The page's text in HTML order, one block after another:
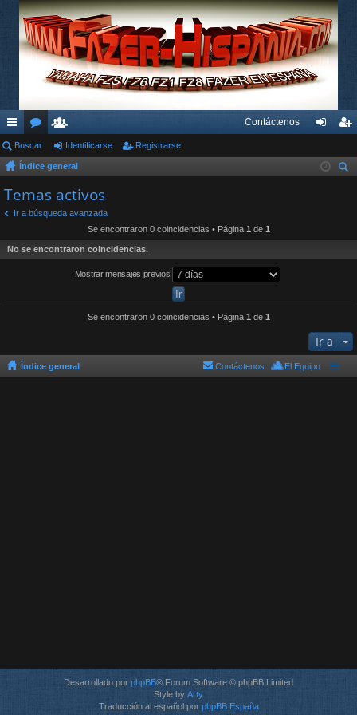
nl
ac
es
rá
or
os
su
ari
os
Contáctenos
nti ist
Buscar Identificarse Registrarse
Índice general
Temas activos
Ir a búsqueda avanzada
Se encontraron 0 coincidencias • Página 1 de 1
No se encontraron coincidencias.
Mostrar mensajes previos
Se encontraron 0 coincidencias • Página 1 de 1
Ir a
Índice general El Equipo
Contáctenos
Desarrollado por phpBB® Forum Software © phpBB Limited
Style by Arty
Traducción al español por phpBB España